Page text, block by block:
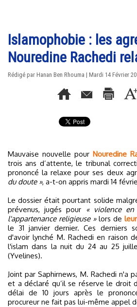
Islamophobie : les
Nouredine Rachedi
Rédigé par Hanan Ben Rhouma | Mardi 14 Février
Mauvaise nouvelle pour Nouredine
trois ans d’attente, le tribunal
prononcé la relaxe pour ses deux
du doute », a-t-on appris mardi 14
Le dossier était pourtant solide
prévenus, jugés pour
« violence
l'appartenance religieuse »lors de
le 31 janvier dernier. Ces derniers
d'avoir lynché M. Rachedi en raison
l'islam dans la nuit du 24 au 25
(Yvelines).
Joint par Saphirnews, M. Rachedi n'a
et a déclaré qu’il se réserve le droit
délai de 10 jours après le
procureur ne fait pas lui-même appel